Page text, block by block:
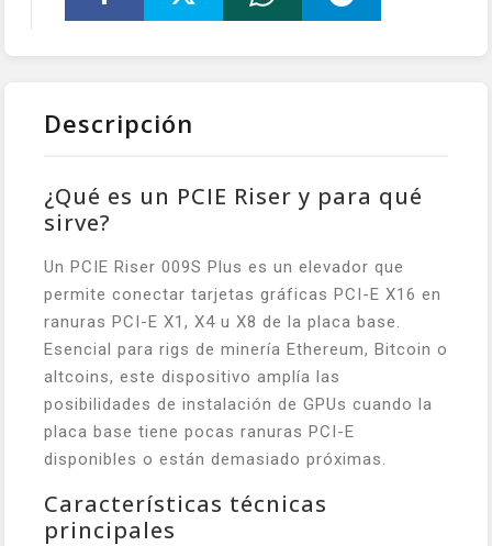
Descripción
¿Qué es un PCIE Riser y para qué
sirve?
Un PCIE Riser 009S Plus es un elevador que
permite conectar tarjetas gráficas PCI-E X16 en
ranuras PCI-E X1, X4 u X8 de la placa base.
Esencial para rigs de minería Ethereum, Bitcoin o
altcoins, este dispositivo amplía las
posibilidades de instalación de GPUs cuando la
placa base tiene pocas ranuras PCI-E
disponibles o están demasiado próximas.
Características técnicas
principales